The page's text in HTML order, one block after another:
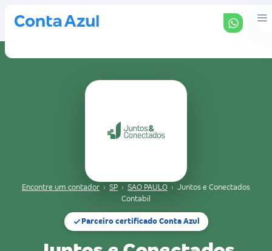
Encontre um contador › SP › SAO PAULO › Juntos e Conectados
Contabil
Parceiro certificado Conta Azul